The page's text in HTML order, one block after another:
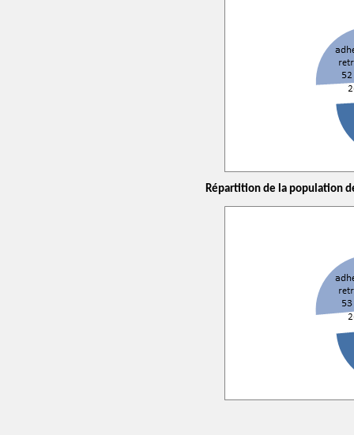
Répartition de la population